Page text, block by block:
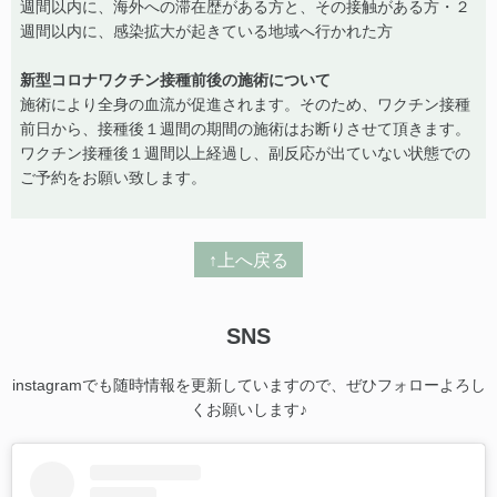
週間以内に、海外への滞在歴がある方と、その接触がある方・２
週間以内に、感染拡大が起きている地域へ行かれた方
新型コロナワクチン接種前後の施術について
施術により全身の血流が促進されます。そのため、ワクチン接種
前日から、接種後１週間の期間の施術はお断りさせて頂きます。
ワクチン接種後１週間以上経過し、副反応が出ていない状態での
ご予約をお願い致します。
↑上へ戻る
SNS
instagramでも随時情報を更新していますので、ぜひフォローよろし
くお願いします♪